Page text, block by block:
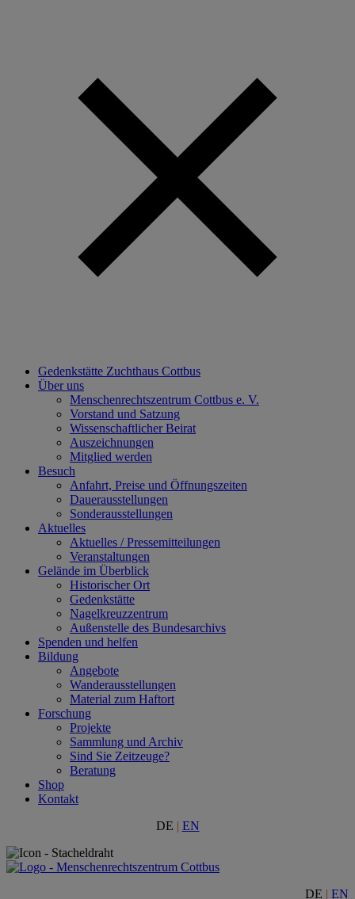
Gedenkstätte Zuchthaus Cottbus
Über uns
Menschenrechtszentrum Cottbus e. V.
Vorstand und Satzung
Wissenschaftlicher Beirat
Auszeichnungen
Mitglied werden
Besuch
Anfahrt, Preise und Öffnungszeiten
Dauerausstellungen
Sonderausstellungen
Aktuelles
Aktuelles / Pressemitteilungen
Veranstaltungen
Gelände im Überblick
Historischer Ort
Gedenkstätte
Nagelkreuzzentrum
Außenstelle des Bundesarchivs
Spenden und helfen
Bildung
Angebote
Wanderausstellungen
Material zum Haftort
Forschung
Projekte
Sammlung und Archiv
Sind Sie Zeitzeuge?
Beratung
Shop
Kontakt
DE | EN
DE | EN